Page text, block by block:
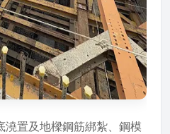
置及地樑鋼筋綁紮、鋼模